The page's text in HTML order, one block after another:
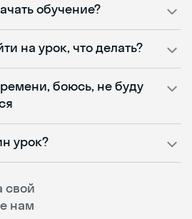
свой
нам
обучение?
на урок, что делать?
боюсь, не буду
урок?